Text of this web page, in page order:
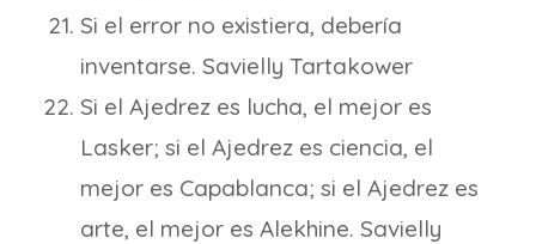
Si el error no existiera, debería
inventarse. Savielly Tartakower
Si el Ajedrez es lucha, el mejor es
Lasker; si el Ajedrez es ciencia, el
mejor es Capablanca; si el Ajedrez es
arte, el mejor es Alekhine. Savielly